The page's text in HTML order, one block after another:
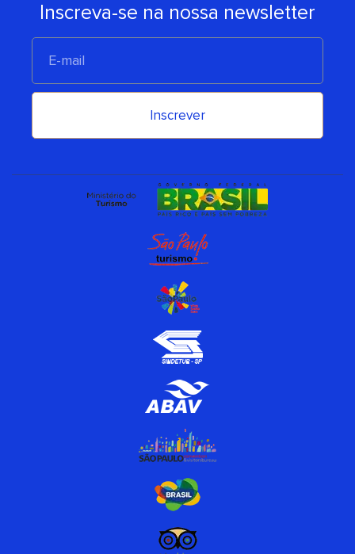
Inscreva-se na nossa newsletter
E-
mail
Inscrever